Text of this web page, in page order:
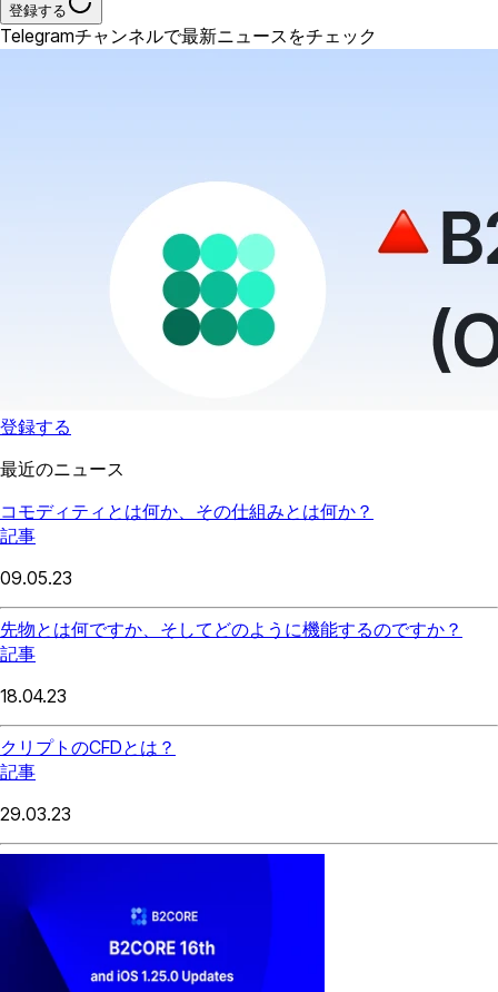
登録する
Telegramチャンネルで最新ニュースをチェック
登録する
最近のニュース
コモディティとは何か、その仕組みとは何か？
記事
09.05.23
先物とは何ですか、そしてどのように機能するのですか？
記事
18.04.23
クリプトのCFDとは？
記事
29.03.23